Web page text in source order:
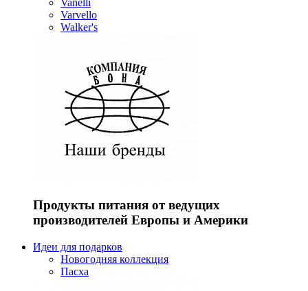
Vanelli
Varvello
Walker's
Продукты питания от ведущих
производителей Европы и Америки
Идеи для подарков
Новогодняя коллекция
Пасха